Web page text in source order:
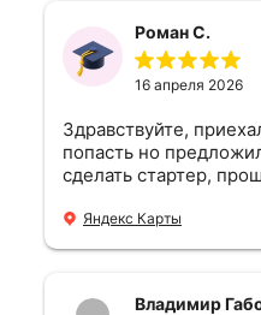
Роман С.
16 апреля 2026
Здравствуйте,
попасть но
сделать стартер,
Яндекс Карты
Владимир